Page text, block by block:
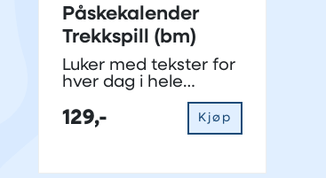
Påskekalender
Trekkspill (bm)
Luker med tekster for
hver dag i hele
129,- Kjøp